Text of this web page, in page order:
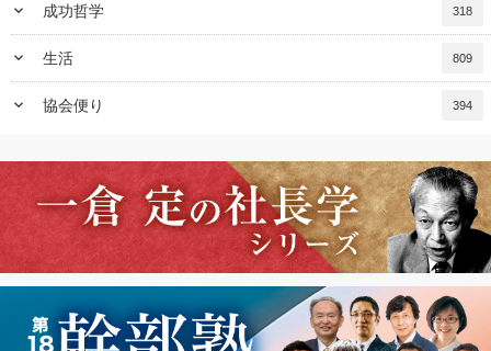
keyboard_arrow_down 成功哲学 318
keyboard_arrow_down 生活 809
keyboard_arrow_down 協会便り 394